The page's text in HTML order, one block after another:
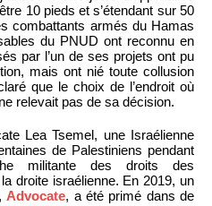
10 pieds et s’étendant sur 50
combattants armés du Hamas
du PNUD ont reconnu en
par l’un de ses projets ont pu
mais ont nié toute collusion
que le choix de l’endroit où
relevait pas de sa décision.
Lea Tsemel, une Israélienne
de Palestiniens pendant
militante des droits des
droite israélienne. En 2019, un
Advocate, a été primé dans de